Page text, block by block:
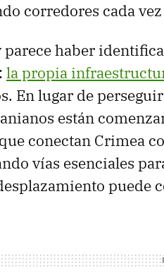
corredores cada
parece haber
la propia
En lugar de
están
conectan Crimea
vías esenciales
puede